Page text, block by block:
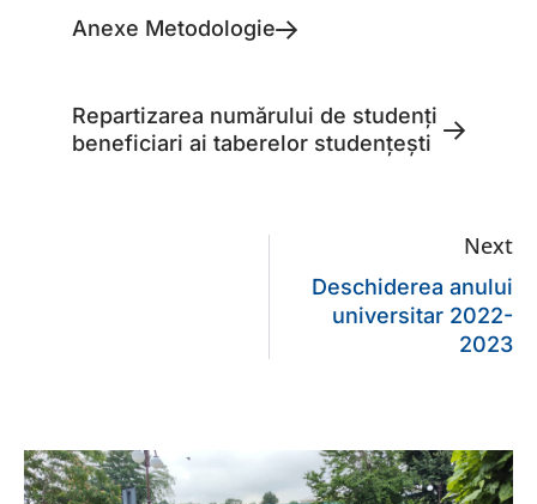
Anexe Metodologie
Repartizarea numărului de studenți
beneficiari ai taberelor studențești
Next
Deschiderea anului
universitar 2022-
2023